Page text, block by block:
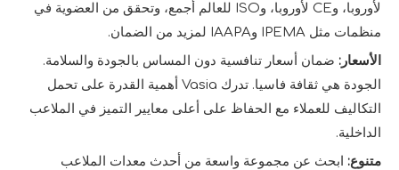
لأوروبا، وCE لأوروبا، وISO للعالم أجمع، وتحقق من العضوية في
منظمات مثل IPEMA وIAAPA لمزيد من الضمان.
الأسعار: ضمان أسعار تنافسية دون المساس بالجودة والسلامة.
الجودة هي ثقافة فاسيا. تدرك Vasia أهمية القدرة على تحمل
التكاليف للعملاء مع الحفاظ على أعلى معايير التميز في الملاعب
الداخلية.
متنوع: ابحث عن مجموعة واسعة من أحدث معدات الملاعب